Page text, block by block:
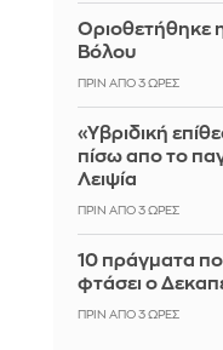
Οριοθετήθηκε
Βόλου
ΠΡΙΝ ΑΠΌ 3 ΏΡΕΣ
«Υβριδική
πίσω απο το
Λειψία
ΠΡΙΝ ΑΠΌ 3 ΏΡΕΣ
10 πράγματα
φτάσει ο
ΠΡΙΝ ΑΠΌ 3 ΏΡΕΣ